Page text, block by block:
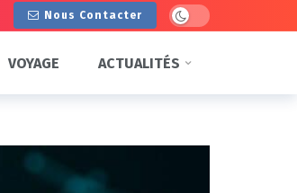
Nous Contacter Dark mode
VOYAGE ACTUALITÉS